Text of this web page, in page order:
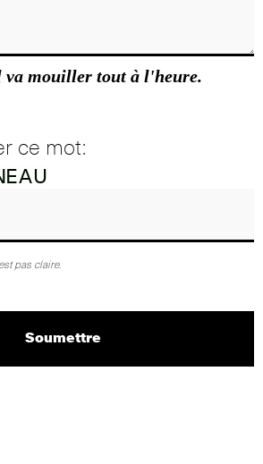
va mouiller tout à l'heure.
ce mot:
pas claire.
Soumettre